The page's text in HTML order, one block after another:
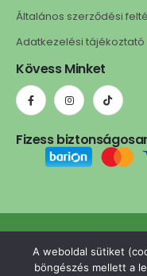
Általános szerződési
Adatkezelési tájékoztató
Kövess Minket
Fizess
ledls.hu © 2025.
A weboldal sütiket
böngészés mellett a